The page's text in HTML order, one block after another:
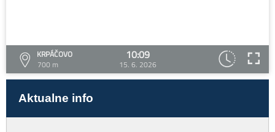
KRPÁČOVO
700 m
10:09
15. 6. 2026
Aktualne info